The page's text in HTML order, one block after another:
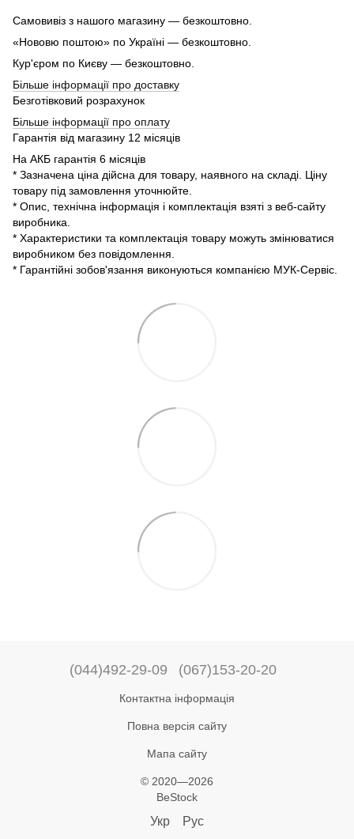
Самовивіз з нашого магазину — безкоштовно.
«Нововю поштою» по Україні — безкоштовно.
Кур'єром по Києву — безкоштовно.
Більше інформації про доставку
Безготівковий розрахунок
Більше інформації про оплату
Гарантія від магазину 12 місяців
На АКБ гарантія 6 місяців
* Зазначена ціна дійсна для товару, наявного на складі. Ціну
товару під замовлення уточнюйте.
* Опис, технічна інформація і комплектація взяті з веб-сайту
виробника.
* Характеристики та комплектація товару можуть змінюватися
виробником без повідомлення.
* Гарантійні зобов'язання виконуються компанією МУК-Сервіс.
(044)492-29-09 (067)153-20-20
Контактна інформація
Повна версія сайту
Мапа сайту
© 2020—2026
BeStock
Укр Рус